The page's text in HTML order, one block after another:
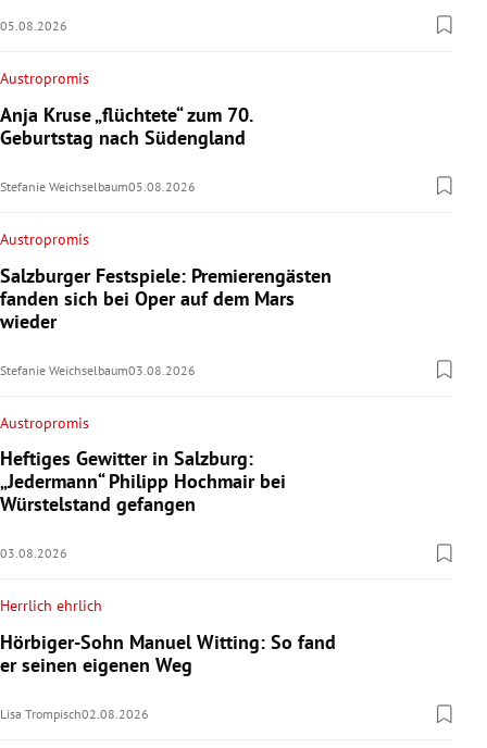
05.08.2026
Austropromis
Anja Kruse „flüchtete“ zum 70.
Geburtstag nach Südengland
Stefanie Weichselbaum05.08.2026
Austropromis
Salzburger Festspiele: Premierengästen
fanden sich bei Oper auf dem Mars
wieder
Stefanie Weichselbaum03.08.2026
Austropromis
Heftiges Gewitter in Salzburg:
„Jedermann“ Philipp Hochmair bei
Würstelstand gefangen
03.08.2026
Herrlich ehrlich
Hörbiger-Sohn Manuel Witting: So fand
er seinen eigenen Weg
Lisa Trompisch02.08.2026